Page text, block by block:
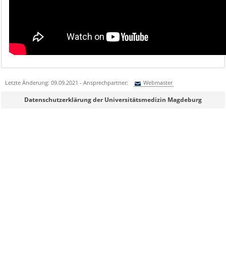
Letzte Änderung: 09.09.2021 - Ansprechpartner: Webmaster
Sie können eine Nachricht versenden an:Webmaster
Datenschutzerklärung der Universitätsmedizin Magdeburg